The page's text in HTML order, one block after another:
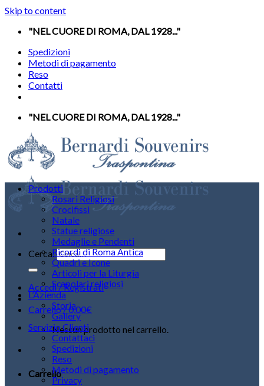
Skip to content
"NEL CUORE DI ROMA, DAL 1928..."
Spedizioni
Metodi di pagamento
Reso
Contatti
"NEL CUORE DI ROMA, DAL 1928..."
Cerca:
Accedi / Registrati
Carrello /0,00€
Nessun prodotto nel carrello.
Carrello
Prodotti
Rosari Religiosi
Crocifissi
Natale
Statue religiose
Medaglie e Pendenti
Ricordi di Roma Antica
Quadri e Icone
Articoli per la Liturgia
Scapolari religiosi
L’Azienda
Storia
Gallery
Servizio Clienti
Contattaci
Spedizioni
Reso
Metodi di pagamento
Privacy